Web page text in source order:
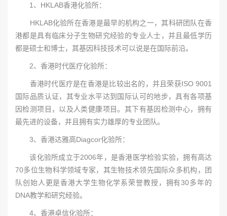
1、HKLAB香港化验所：
HKLAB化验所在香港是最早的机构之一，其科研团队在香
港都是具有临床分子生物研究经验的专业人士，并且最低学历
都是硕士和博士，其基因科技技术可以说是在国际前沿。
2、香港时代医疗化验所：
香港时代医疗是在香港是比较出名的，并且荣获ISO 9001
国际品质认证，其专业水平达到国际认可的地步，具有各项基
因检测项目，以及人类健康项目。其下有基因检测中心，拥有
最先进的设备，并且拥有实力雄厚的专业团队。
3、香港达雅高Diagcor化验所：
该化验所成立于2006年，是香港医学检验实验，拥有高达
70多位生物科学领域专家，其生物技术领先国际众多机构，团
队创始人更是香港大学生物化学系荣誉教授，拥有30多年的
DNA教学和研究经验。
4、香港卓信化验所：